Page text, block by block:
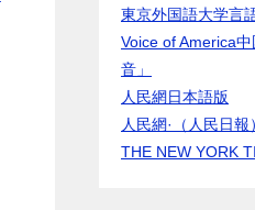
東京外国語大学言
Voice of America
音」
人民網日本語版
人民網·（人民日報）
THE NEW YORK